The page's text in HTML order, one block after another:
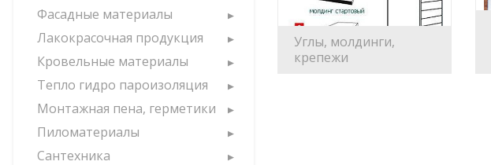
Фасадные материалы
Лакокрасочная продукция
Кровельные материалы
Тепло гидро пароизоляция
Монтажная пена, герметики
Пиломатериалы
Сантехника
Углы, молдинги,
крепежи